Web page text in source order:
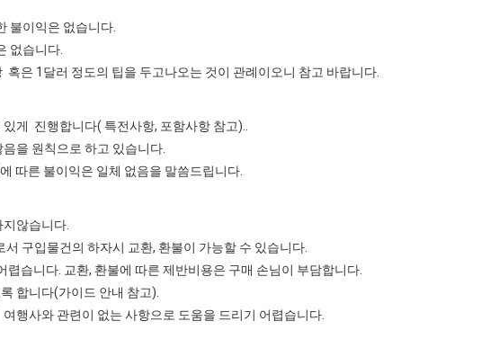
불이익은 없습니다.
없습니다.
1달러 정도의 팁을 두고나오는 것이 관례이오니 참고 바랍니다.
게 진행합니다( 특전사항, 포함사항 참고)..
을 원칙으로 하고 있습니다.
따른 불이익은 일체 없음을 말씀드립니다.
않습니다.
구입물건의 하자시 교환, 환불이 가능할 수 있습니다.
습니다. 교환, 환불에 따른 제반비용은 구매 손님이 부담합니다.
합니다(가이드 안내 참고).
행사와 관련이 없는 사항으로 도움을 드리기 어렵습니다.